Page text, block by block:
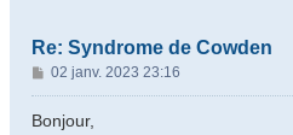
Re: Syndrome de Cowden
M
e
s
02 janv. 2023 23:16
Bonjour,